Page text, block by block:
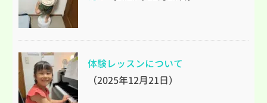
体験レッスンについて
（2025年12月21日）